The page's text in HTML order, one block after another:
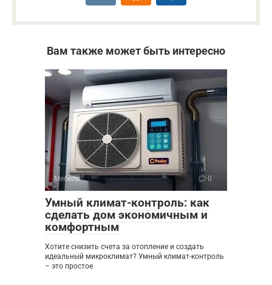
Вам также может быть интересно
Мебель 0
Умный климат-контроль: как
сделать дом экономичным и
комфортным
Хотите снизить счета за отопление и создать
идеальный микроклимат? Умный климат-контроль
– это простое